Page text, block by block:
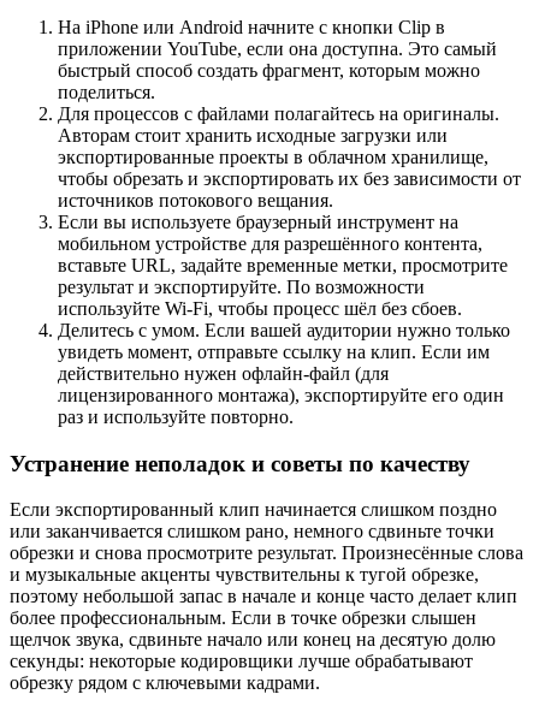
На iPhone или Android начните с кнопки Clip в
приложении YouTube, если она доступна. Это самый
быстрый способ создать фрагмент, которым можно
поделиться.
Для процессов с файлами полагайтесь на оригиналы.
Авторам стоит хранить исходные загрузки или
экспортированные проекты в облачном хранилище,
чтобы обрезать и экспортировать их без зависимости от
источников потокового вещания.
Если вы используете браузерный инструмент на
мобильном устройстве для разрешённого контента,
вставьте URL, задайте временные метки, просмотрите
результат и экспортируйте. По возможности
используйте Wi-Fi, чтобы процесс шёл без сбоев.
Делитесь с умом. Если вашей аудитории нужно только
увидеть момент, отправьте ссылку на клип. Если им
действительно нужен офлайн-файл (для
лицензированного монтажа), экспортируйте его один
раз и используйте повторно.
Устранение неполадок и советы по качеству
Если экспортированный клип начинается слишком поздно
или заканчивается слишком рано, немного сдвиньте точки
обрезки и снова просмотрите результат. Произнесённые слова
и музыкальные акценты чувствительны к тугой обрезке,
поэтому небольшой запас в начале и конце часто делает клип
более профессиональным. Если в точке обрезки слышен
щелчок звука, сдвиньте начало или конец на десятую долю
секунды: некоторые кодировщики лучше обрабатывают
обрезку рядом с ключевыми кадрами.